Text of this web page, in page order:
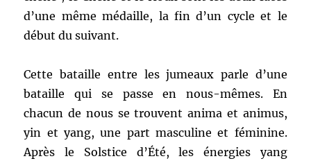
d’une même médaille, la fin d’un cycle et le
début du suivant.
Cette bataille entre les jumeaux parle d’une
bataille qui se passe en nous-mêmes. En
chacun de nous se trouvent anima et animus,
yin et yang, une part masculine et féminine.
Après le Solstice d’Été, les énergies yang